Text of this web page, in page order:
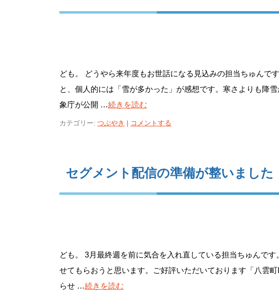
ども。 どうやら来年度もお世話になる見込みの担当ちゅんで
と、個人的には「雪が多かった」が感想です。寒さよりも降
象庁が公開 …続きを読む
カテゴリー: つぶやき | コメントする
セグメント配信の準備が整いました
ども。 3月最終週を前に気合を入れ直している担当ちゅんで
せてもらおうと思います。ご好評いただいております「八雲
らせ …続きを読む